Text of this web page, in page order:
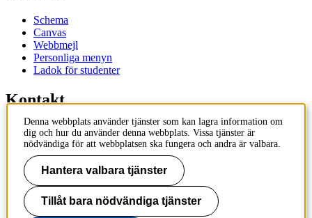
Schema
Canvas
Webbmejl
Personliga menyn
Ladok för studenter
Kontakt
Kontakta utbildningsprogram
Kontakta kurs
IT-support
KTH Entré
KTH
Denna webbplats använder tjänster som kan lagra information om
dig och hur du använder denna webbplats. Vissa tjänster är
nödvändiga för att webbplatsen ska fungera och andra är valbara.
Hantera valbara tjänster
Tillåt bara nödvändiga tjänster